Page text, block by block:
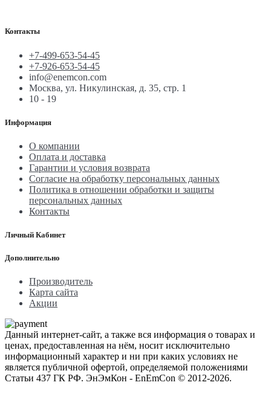
Контакты
+7-499-653-54-45
+7-926-653-54-45
info@enemcon.com
Москва, ул. Никулинская, д. 35, стр. 1
10 - 19
Информация
О компании
Оплата и доставка
Гарантии и условия возврата
Согласие на обработку персональных данных
Политика в отношении обработки и защиты
персональных данных
Контакты
Личный Кабинет
Дополнительно
Производитель
Карта сайта
Акции
Данный интернет-сайт, а также вся информация о товарах и
ценах, предоставленная на нём, носит исключительно
информационный характер и ни при каких условиях не
является публичной офертой, определяемой положениями
Статьи 437 ГК РФ. ЭнЭмКон - EnEmCon © 2012-2026.